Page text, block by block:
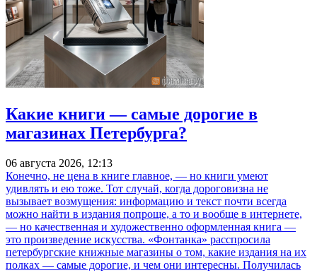
Какие книги — самые дорогие в
магазинах Петербурга?
06 августа 2026, 12:13
Конечно, не цена в книге главное, — но книги умеют
удивлять и ею тоже. Тот случай, когда дороговизна не
вызывает возмущения: информацию и текст почти всегда
можно найти в издания попроще, а то и вообще в интернете,
— но качественная и художественно оформленная книга —
это произведение искусства. «Фонтанка» расспросила
петербургские книжные магазины о том, какие издания на их
полках — самые дорогие, и чем они интересны. Получилась